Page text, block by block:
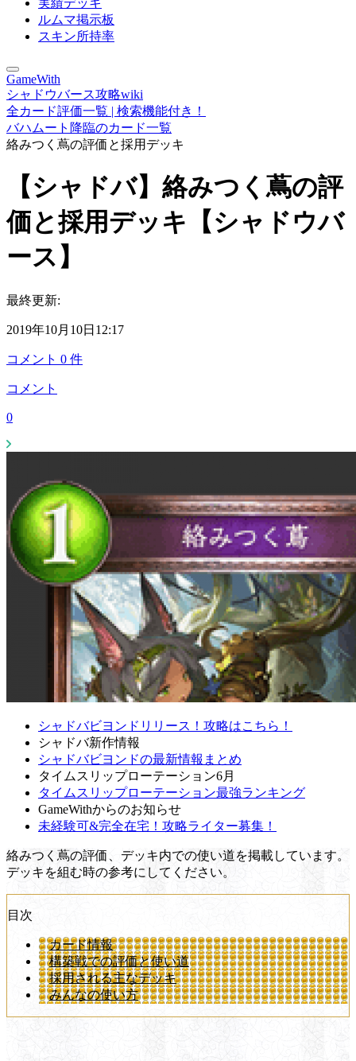
実績デッキ
ルムマ掲示板
スキン所持率
GameWith
シャドウバース攻略wiki
全カード評価一覧 | 検索機能付き！
バハムート降臨のカード一覧
絡みつく蔦の評価と採用デッキ
【シャドバ】絡みつく蔦の評
価と採用デッキ【シャドウバ
ース】
最終更新:
2019年10月10日12:17
コメント 0 件
コメント
0
シャドバビヨンドリリース！攻略はこちら！
シャドバ新作情報
シャドバビヨンドの最新情報まとめ
タイムスリップローテーション6月
タイムスリップローテーション最強ランキング
GameWithからのお知らせ
未経験可&完全在宅！攻略ライター募集！
絡みつく蔦の評価、デッキ内での使い道を掲載しています。
デッキを組む時の参考にしてください。
目次
カード情報
構築戦での評価と使い道
採用される主なデッキ
みんなの使い方